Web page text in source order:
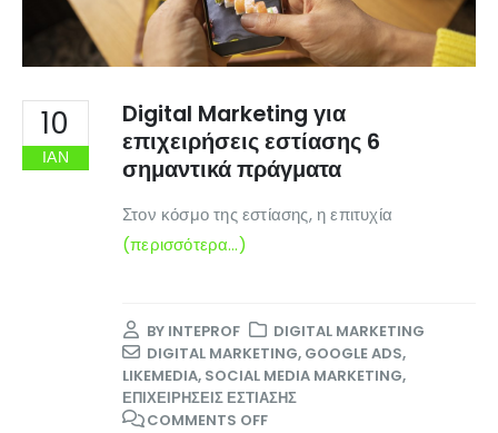
10
ΙΑΝ
Digital Marketing για
επιχειρήσεις εστίασης 6
σημαντικά πράγματα
Στον κόσμο της εστίασης, η επιτυχία
(περισσότερα…)
BY INTEPROF
DIGITAL MARKETING
DIGITAL MARKETING, GOOGLE ADS,
LIKEMEDIA, SOCIAL MEDIA MARKETING,
ΕΠΙΧΕΙΡΉΣΕΙΣ ΕΣΤΊΑΣΗΣ
COMMENTS OFF
Ποιοι Είμαστε
Γιατί Εμάς
Blog
Επικοινωνία
Πληροφορίες Αγορών
Τρόποι Πληρωμής
Τρόποι Αποστολής
Ασφάλεια Πληρωμών